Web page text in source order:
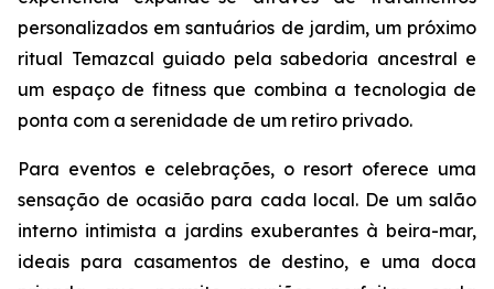
personalizados em santuários de jardim, um próximo
ritual Temazcal guiado pela sabedoria ancestral e
um espaço de fitness que combina a tecnologia de
ponta com a serenidade de um retiro privado.
Para eventos e celebrações, o resort oferece uma
sensação de ocasião para cada local. De um salão
interno intimista a jardins exuberantes à beira-mar,
ideais para casamentos de destino, e uma doca